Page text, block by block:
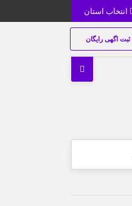
ثبت اگهی رایگان